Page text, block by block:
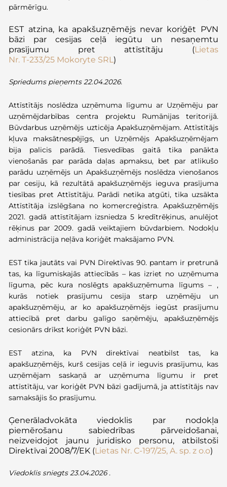
pārmērīgu.
EST atzina, ka apakšuzņēmējs nevar koriģēt PVN
bāzi par cesijas ceļā iegūtu un nesaņemtu
prasījumu pret attīstītāju
(Lietas
Nr. T‑233/25 Mokoryte SRL)
Spriedums pieņemts 22.04.2026.
Attīstītājs noslēdza uzņēmuma līgumu ar Uzņēmēju par
uzņēmējdarbības centra projektu Rumānijas teritorijā.
Būvdarbus uzņēmējs uzticēja Apakšuzņēmējam. Attīstītājs
kļuva maksātnespējīgs, un Uzņēmējs Apakšuzņēmējam
bija palicis parādā. Tiesvedības gaitā tika panākta
vienošanās par parāda daļas apmaksu, bet par atlikušo
parādu uzņēmējs un Apakšuzņēmējs noslēdza vienošanos
par cesiju, kā rezultātā apakšuzņēmējs ieguva prasījuma
tiesības pret Attīstītāju. Parādi netika atgūti, tika uzsākta
Attīstītāja izslēgšana no komercreģistra. Apakšuzņēmējs
2021. gadā attīstītājam izsniedza 5 kredītrēķinus, anulējot
rēķinus par 2009. gadā veiktajiem būvdarbiem. Nodokļu
administrācija neļāva koriģēt maksājamo PVN.
EST tika jautāts vai PVN Direktīvas 90. pantam ir pretrunā
tas, ka līgumiskajās attiecībās – kas izriet no uzņēmuma
līguma, pēc kura noslēgts apakšuzņēmuma līgums – ,
kurās notiek prasījumu cesija starp uzņēmēju un
apakšuzņēmēju, ar ko apakšuzņēmējs iegūst prasījumu
attiecībā pret darbu galīgo saņēmēju, apakšuzņēmējs
cesionārs drīkst koriģēt PVN bāzi.
EST atzina, ka PVN direktīvai neatbilst tas, ka
apakšuzņēmējs, kurš cesijas ceļā ir ieguvis prasījumu, kas
uzņēmējam saskaņā ar uzņēmuma līgumu ir pret
attīstītāju, var koriģēt PVN bāzi gadījumā, ja attīstītājs nav
samaksājis šo prasījumu.
Ģenerāladvokāta viedoklis par nodokļa
piemērošanu sabiedrības pārveidošanai,
neizveidojot jaunu juridisko personu, atbilstoši
Direktīvai 2008/7/EK (Lietas Nr. C‑197/25, A.sp. zo.o)
Viedoklis sniegts 23.04.2026 .